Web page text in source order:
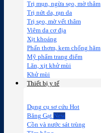
Trị mụn, ngừa sẹo, mờ thâm
Trị nứt da, rạn da
Trị sẹo, mờ vết thâm
Viêm da cơ địa
Xịt khoáng
Phấn thơm, kem chống hăm
Mỹ phẩm trang điểm
Lăn, xịt khử mùi
Khử mùi
Thiết bị y tế
Dụng cụ sơ cứu
Băng Gạt
Cồn và nước sát trùng